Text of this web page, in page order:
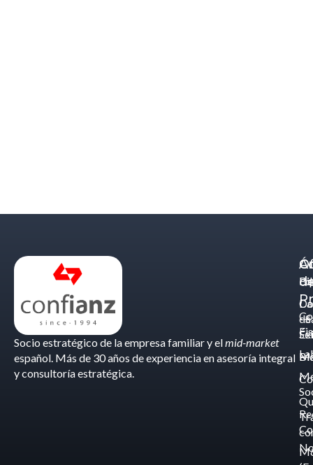
Socio estratégico de la empresa familiar y elmid-market
español. Más de 30 años de experiencia en asesoría integral
y consultoría estratégica.
de
-